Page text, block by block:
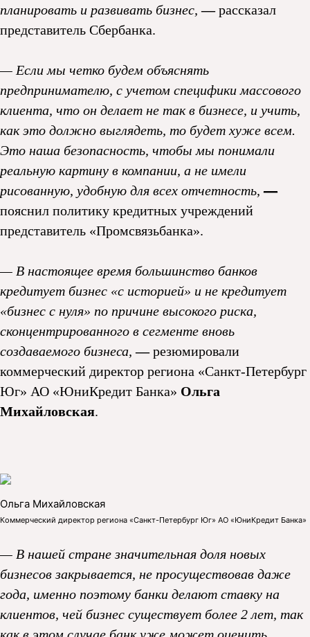
планировать и развивать бизнес, —рассказал
представитель Сбербанка.
— Если мы четко будем объяснять
предпринимателю, с учетом специфики массового
клиента, что он делает не так в бизнесе, и учить,
как это должно выглядеть, то будет хуже всем.
Это наша безопасность, чтобы мы понимали
реальную картину в компании, а не имели
рисованную, удобную для всех отчетность,—
пояснил политику кредитных учреждений
представитель «Промсвязьбанка».
— В настоящее время большинство банков
кредитует бизнес «с историей» и не кредитует
«бизнес с нуля» по причине высокого риска,
сконцентрированного в сегменте вновь
создаваемого бизнеса, —резюмировали
коммерческий директор региона «Санкт-Петербург
Юг» АО «ЮниКредит Банка» Ольга
Михайловская.
Ольга Михайловская
Коммерческий директор региона «Санкт-Петербург Юг» АО «ЮниКредит Банка»
— В нашей стране значительная доля новых
бизнесов закрывается, не просуществовав даже
года, именно поэтому банки делают ставку на
клиентов, чей бизнес существует более 2 лет, так
как в этом случае банк уже может оценить